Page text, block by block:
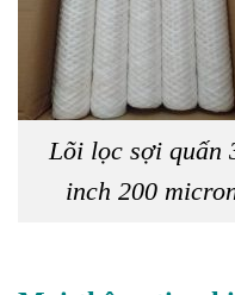
Lõi lọc sợi quấn
inch 200